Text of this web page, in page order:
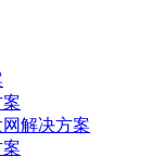
解决方案